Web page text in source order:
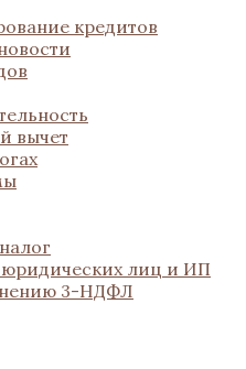
кредитов
вычет
лиц и ИП
3-НДФЛ